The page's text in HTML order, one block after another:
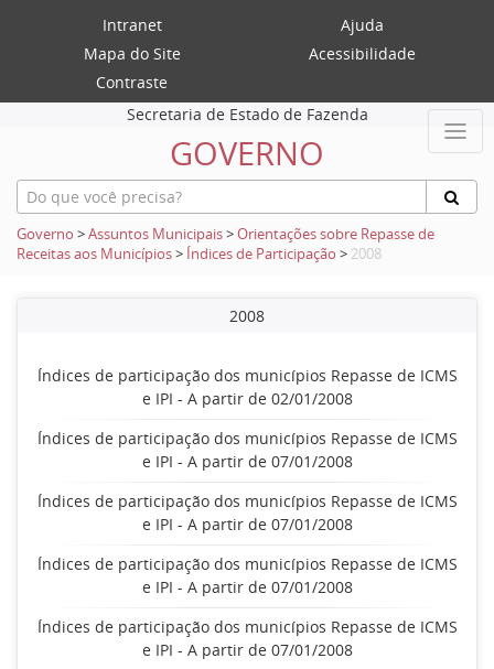
Intranet
Ajuda
Mapa do Site
Acessibilidade
Contraste
Secretaria de Estado de Fazenda
GOVERNO
Governo >Assuntos Municipais>Orientações sobre Repasse de
Receitas aos Municípios> Índices de Participação > 2008
2008
Índices de participação dos municípios Repasse de ICMS
e IPI - A partir de 02/01/2008
Índices de participação dos municípios Repasse de ICMS
e IPI - A partir de 07/01/2008
Índices de participação dos municípios Repasse de ICMS
e IPI - A partir de 07/01/2008
Índices de participação dos municípios Repasse de ICMS
e IPI - A partir de 07/01/2008
Índices de participação dos municípios Repasse de ICMS
e IPI - A partir de 07/01/2008